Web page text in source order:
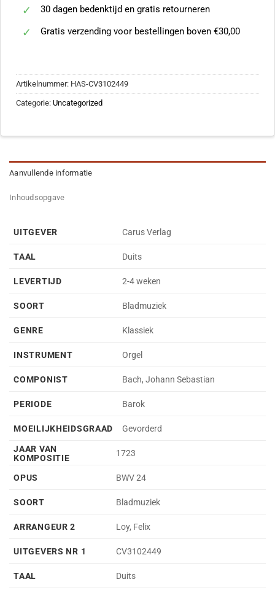
30 dagen bedenktijd en gratis retourneren
Gratis verzending voor bestellingen boven €30,00
Artikelnummer: HAS-CV3102449
Categorie: Uncategorized
Aanvullende informatie
Inhoudsopgave
UITGEVER Carus Verlag
TAAL Duits
LEVERTIJD 2-4 weken
SOORT Bladmuziek
GENRE Klassiek
INSTRUMENT Orgel
COMPONIST Bach, Johann Sebastian
PERIODE Barok
MOEILIJKHEIDSGRAAD
Gevorderd
JAAR VAN
KOMPOSITIE
1723
OPUS BWV 24
SOORT Bladmuziek
ARRANGEUR 2 Loy, Felix
UITGEVERS NR 1 CV3102449
TAAL Duits